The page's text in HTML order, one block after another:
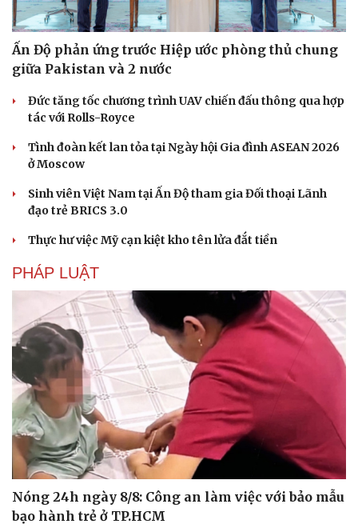
Ấn Độ phản ứng trước Hiệp ước phòng thủ chung
giữa Pakistan và 2 nước
Đức tăng tốc chương trình UAV chiến đấu thông qua hợp
tác với Rolls-Royce
Tình đoàn kết lan tỏa tại Ngày hội Gia đình ASEAN 2026
ở Moscow
Sinh viên Việt Nam tại Ấn Độ tham gia Đối thoại Lãnh
đạo trẻ BRICS 3.0
Thực hư việc Mỹ cạn kiệt kho tên lửa đắt tiền
PHÁP LUẬT
Nóng 24h ngày 8/8: Công an làm việc với bảo mẫu
bạo hành trẻ ở TP.HCM